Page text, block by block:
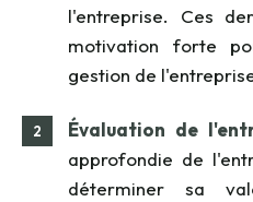
l'entreprise. Ces
motivation forte
gestion de
Évaluation de
approfondie de
déterminer sa